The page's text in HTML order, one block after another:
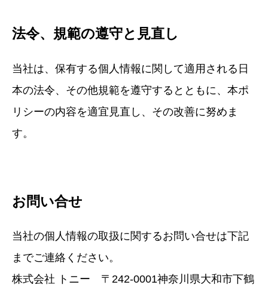
法令、規範の遵守と見直し
当社は、保有する個人情報に関して適用される日
本の法令、その他規範を遵守するとともに、本ポ
リシーの内容を適宜見直し、その改善に努めま
す。
お問い合せ
当社の個人情報の取扱に関するお問い合せは下記
までご連絡ください。
株式会社 トニー 〒242-0001神奈川県大和市下鶴